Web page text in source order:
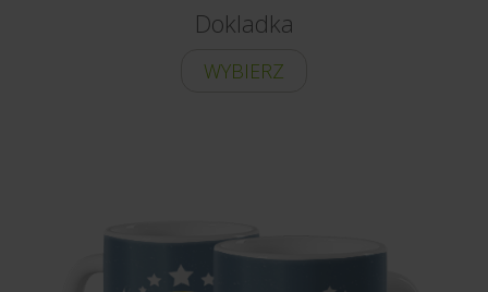
Dokladka
WYBIERZ